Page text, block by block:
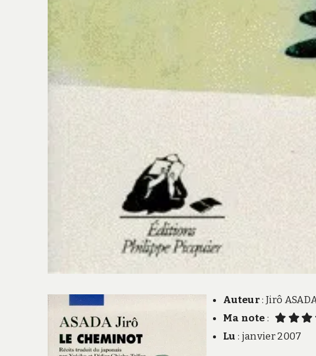
Auteur: Jirô
Ma note:
Lu : janvier 2007